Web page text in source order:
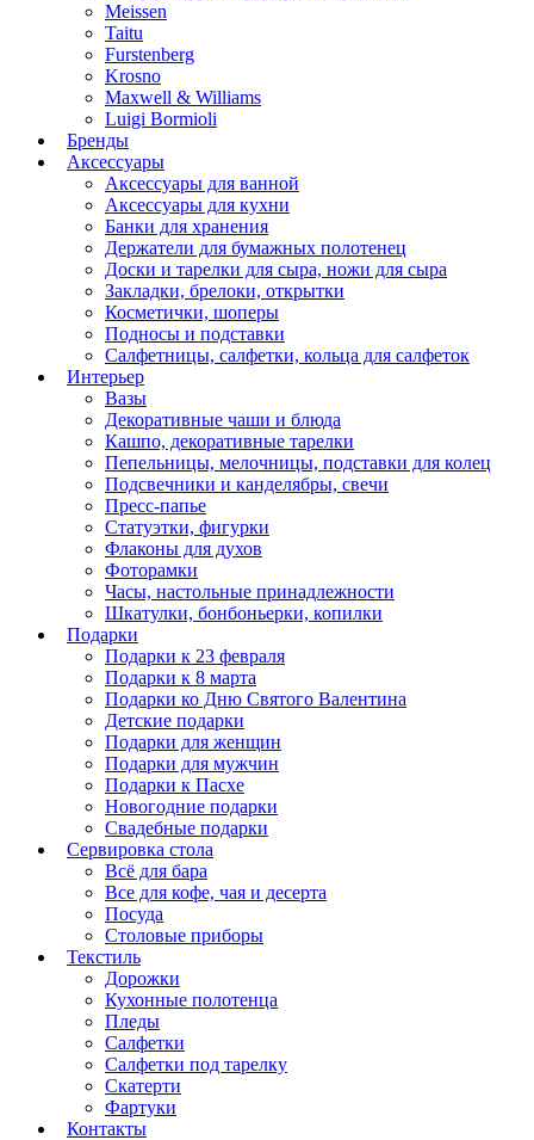
Meissen
Taitu
Furstenberg
Krosno
Maxwell & Williams
Luigi Bormioli
Бренды
Аксессуары
Аксессуары для ванной
Аксессуары для кухни
Банки для хранения
Держатели для бумажных полотенец
Доски и тарелки для сыра, ножи для сыра
Закладки, брелоки, открытки
Косметички, шоперы
Подносы и подставки
Салфетницы, салфетки, кольца для салфеток
Интерьер
Вазы
Декоративные чаши и блюда
Кашпо, декоративные тарелки
Пепельницы, мелочницы, подставки для колец
Подсвечники и канделябры, свечи
Пресс-папье
Статуэтки, фигурки
Флаконы для духов
Фоторамки
Часы, настольные принадлежности
Шкатулки, бонбоньерки, копилки
Подарки
Подарки к 23 февраля
Подарки к 8 марта
Подарки ко Дню Святого Валентина
Детские подарки
Подарки для женщин
Подарки для мужчин
Подарки к Пасхе
Новогодние подарки
Свадебные подарки
Сервировка стола
Всё для бара
Все для кофе, чая и десерта
Посуда
Столовые приборы
Текстиль
Дорожки
Кухонные полотенца
Пледы
Салфетки
Салфетки под тарелку
Скатерти
Фартуки
Контакты